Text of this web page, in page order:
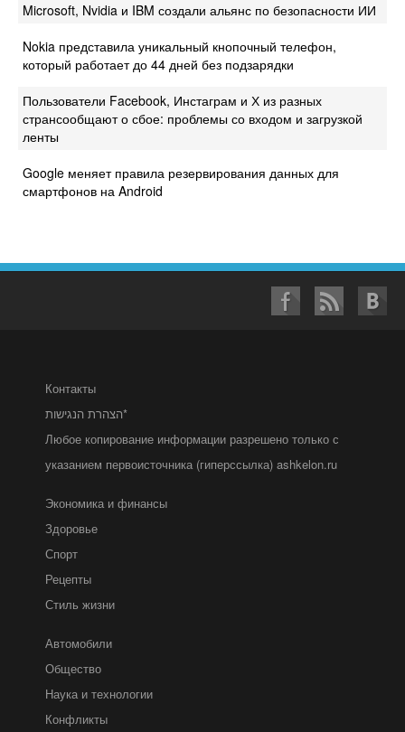
Microsoft, Nvidia и IBM создали альянс по безопасности ИИ
Nokia представила уникальный кнопочный телефон,
который работает до 44 дней без подзарядки
Пользователи Facebook, Инстаграм и Х из разных
странсообщают о сбое: проблемы со входом и загрузкой
ленты
Google меняет правила резервирования данных для
смартфонов на Android
Контакты
הצהרת הנגישות*
Любое копирование информации разрешено только с
указанием первоисточника (гиперссылка) ashkelon.ru
Экономика и финансы
Здоровье
Спорт
Рецепты
Стиль жизни
Автомобили
Общество
Наука и технологии
Конфликты